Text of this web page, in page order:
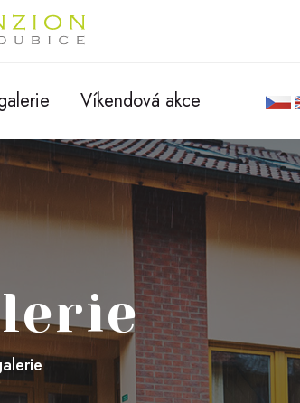
Víkendová akce